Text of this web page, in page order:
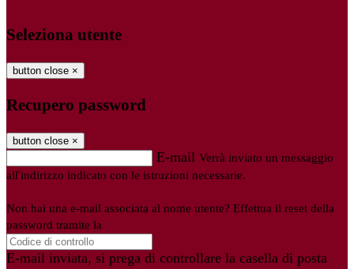
Seleziona utente
button close ×
Recupero password
button close ×
E-mail Verrà inviato un messaggio
all'indirizzo indicato con le istruzioni necessarie.
Non hai una e-mail associata al nome utente? Effettua il reset della
password tramite la
E-mail inviata, si prega di controllare la casella di posta